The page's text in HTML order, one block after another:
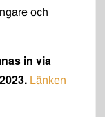
och
in via
Länken